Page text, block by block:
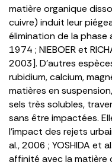
matière organique
cuivre) induit leur
élimination de la phase
1974 ; NIEBOER et
2003]. D’autres
rubidium, calcium,
matières en
sels très solubles,
sans être impactées.
l’impact des rejets
al., 2006 ; YOSHIDA et
affinité avec la matière